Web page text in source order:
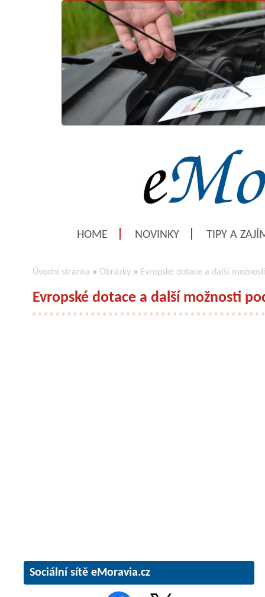
HOME NOVINKY TIPY A
Úvodní stránka » Obrázky » Evropské dotace a další
Evropské dotace a další možnosti
Sociální sítě eMoravia.cz